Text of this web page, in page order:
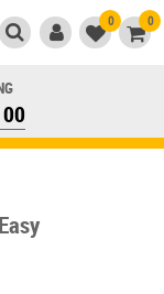
0 0